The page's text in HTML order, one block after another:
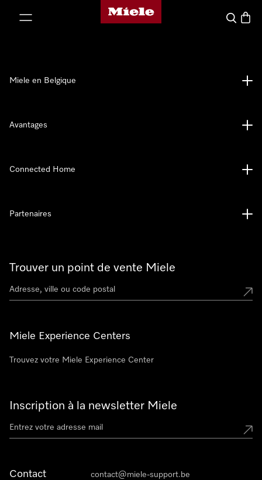
Page d'accueil de Miele
Search
Trouver un point de vente Miele
Miele Experience Centers
Trouvez votre Miele Experience Center
Inscription à la newsletter Miele
Contact contact@miele-support.be
Miele en Belgique
Avantages
Connected Home
Partenaires